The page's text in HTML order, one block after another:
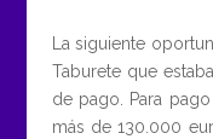
La siguiente
Taburete que
de pago. Para
más de 130.000